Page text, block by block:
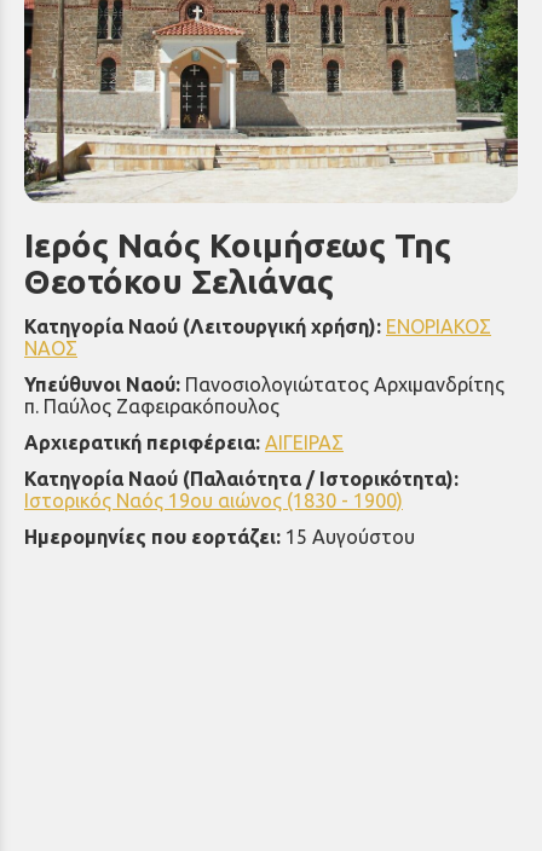
Ιερός Ναός Κοιμήσεως Της
Θεοτόκου Σελιάνας
Κατηγορία Ναού (Λειτουργική χρήση): ΕΝΟΡΙΑΚΟΣ
ΝΑΟΣ
Υπεύθυνοι Ναού: Πανοσιολογιώτατος Αρχιμανδρίτης
π. Παύλος Ζαφειρακόπουλος
Αρχιερατική περιφέρεια: ΑΙΓΕΙΡΑΣ
Κατηγορία Ναού (Παλαιότητα / Ιστορικότητα):
Ιστορικός Ναός 19ου αιώνος (1830 - 1900)
Ημερομηνίες που εορτάζει: 15 Αυγούστου